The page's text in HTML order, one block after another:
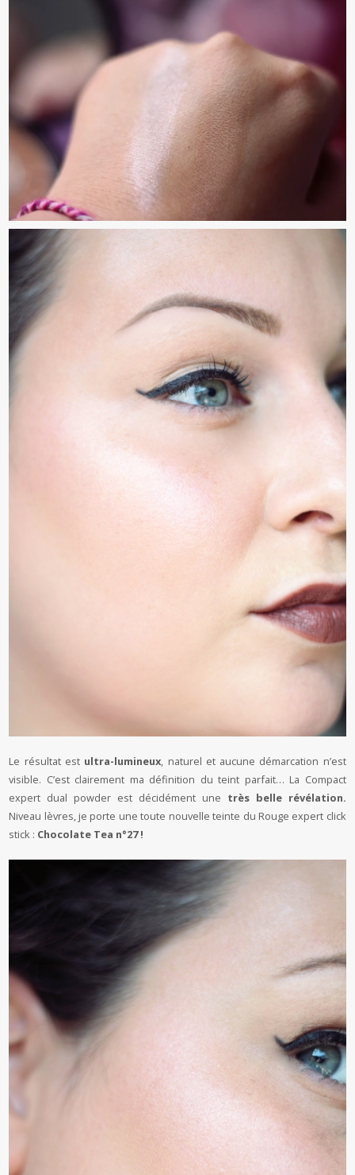
Le résultat est ultra-lumineux, naturel et aucune démarcation n’est
visible. C’est clairement ma définition du teint parfait… La Compact
expert dual powder est décidément une très belle révélation.
Niveau lèvres, je porte une toute nouvelle teinte du Rouge expert click
stick : Chocolate Tea n°27 !